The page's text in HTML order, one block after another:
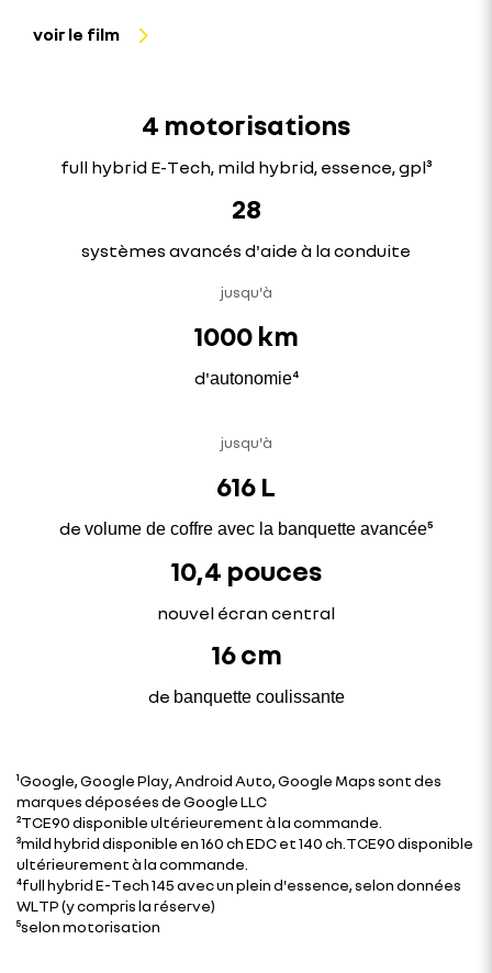
voir le film
4 motorisations
full hybrid E-Tech, mild hybrid, essence, gpl³
28
systèmes avancés d'aide à la conduite
jusqu'à
1000 km
d'autonomie⁴
jusqu'à
616 L
de volume de coffre avec la banquette avancée⁵
10,4 pouces
nouvel écran central
16 cm
de banquette coulissante
¹Google, Google Play, Android Auto, Google Maps sont des
marques déposées de Google LLC
²TCE90 disponible ultérieurement à la commande.
³mild hybrid disponible en 160 ch EDC et 140 ch.TCE90 disponible
ultérieurement à la commande.
⁴full hybrid E-Tech 145 avec un plein d'essence, selon données
WLTP (y compris la réserve)
⁵selon motorisation